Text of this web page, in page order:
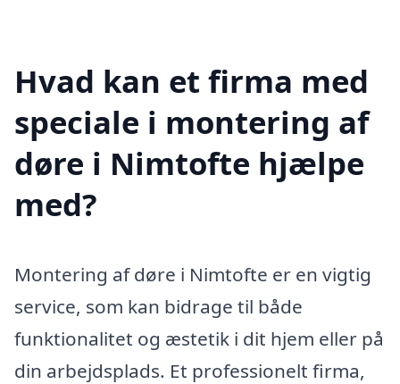
Hvad kan et firma med
speciale i montering af
døre i Nimtofte hjælpe
med?
Montering af døre i Nimtofte er en vigtig
service, som kan bidrage til både
funktionalitet og æstetik i dit hjem eller på
din arbejdsplads. Et professionelt firma,